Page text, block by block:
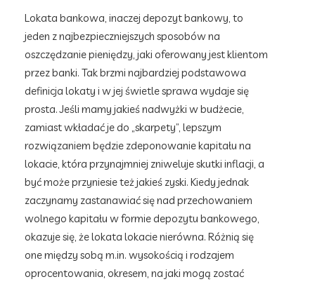
Lokata bankowa, inaczej depozyt bankowy, to
jeden z najbezpieczniejszych sposobów na
oszczędzanie pieniędzy, jaki oferowany jest klientom
przez banki. Tak brzmi najbardziej podstawowa
definicja lokaty i w jej świetle sprawa wydaje się
prosta. Jeśli mamy jakieś nadwyżki w budżecie,
zamiast wkładać je do „skarpety”, lepszym
rozwiązaniem będzie zdeponowanie kapitału na
lokacie, która przynajmniej zniweluje skutki inflacji, a
być może przyniesie też jakieś zyski. Kiedy jednak
zaczynamy zastanawiać się nad przechowaniem
wolnego kapitału w formie depozytu bankowego,
okazuje się, że lokata lokacie nierówna. Różnią się
one między sobą m.in. wysokością i rodzajem
oprocentowania, okresem, na jaki mogą zostać